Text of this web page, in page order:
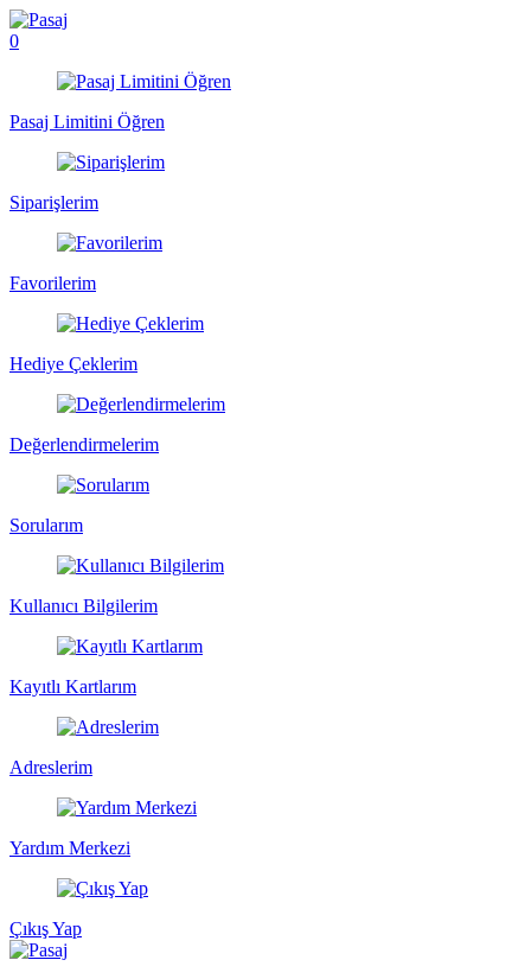
0
Pasaj Limitini Öğren
Siparişlerim
Favorilerim
Hediye Çeklerim
Değerlendirmelerim
Sorularım
Kullanıcı Bilgilerim
Kayıtlı Kartlarım
Adreslerim
Yardım Merkezi
Çıkış Yap